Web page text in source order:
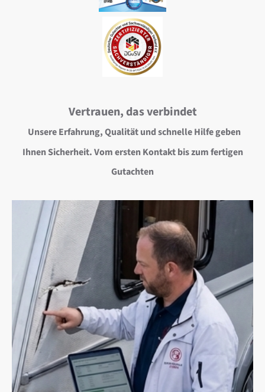
Vertrauen, das verbindet
Unsere Erfahrung, Qualität und schnelle Hilfe geben
Ihnen Sicherheit. Vom ersten Kontakt bis zum fertigen
Gutachten